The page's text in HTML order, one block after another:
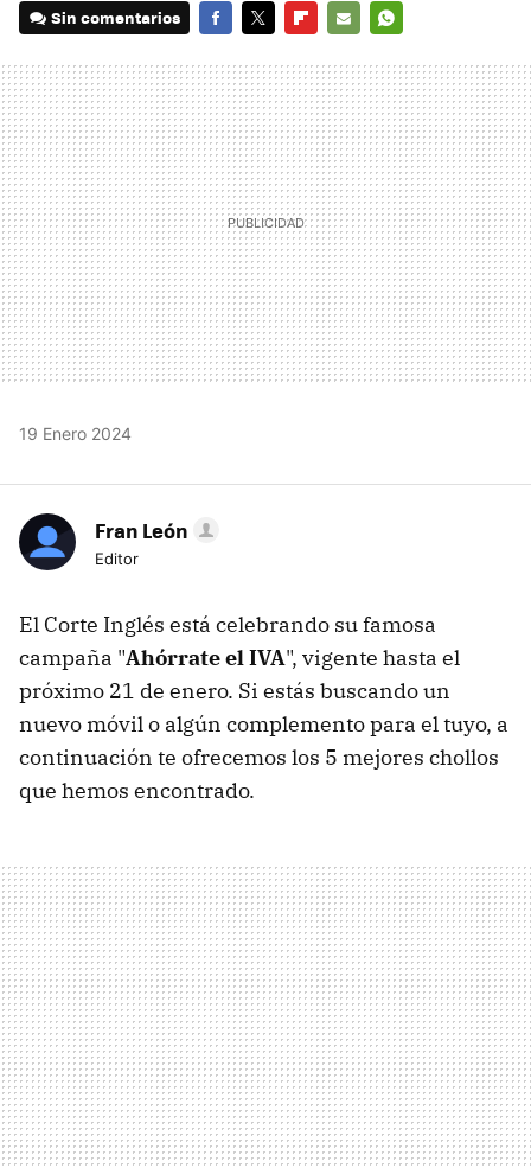
Sin comentarios
MAIL
19 Enero 2024
Fran León
Editor
El Corte Inglés está celebrando su famosa
campaña "Ahórrate el IVA", vigente hasta el
próximo 21 de enero. Si estás buscando un
nuevo móvil o algún complemento para el tuyo, a
continuación te ofrecemos los 5 mejores chollos
que hemos encontrado.